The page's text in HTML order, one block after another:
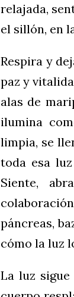
relajada,
el sillón, en
Respira y
paz y
alas de
ilumina
limpia, se
toda esa
Siente,
páncreas,
cómo la luz
La luz